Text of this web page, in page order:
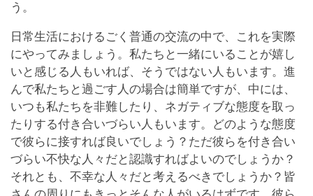
う。
日常生活におけるごく普通の交流の中で、これを実際
にやってみましょう。私たちと一緒にいることが嬉し
いと感じる人もいれば、そうではない人もいます。進
んで私たちと過ごす人の場合は簡単ですが、中には、
いつも私たちを非難したり、ネガティブな態度を取っ
たりする付き合いづらい人もいます。どのような態度
で彼らに接すれば良いでしょう？ただ彼らを付き合い
づらい不快な人々だと認識すればよいのでしょうか？
それとも、不幸な人々だと考えるべきでしょうか？皆